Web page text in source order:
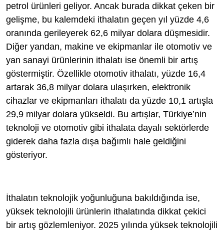
petrol ürünleri geliyor. Ancak burada dikkat çeken bir
gelişme, bu kalemdeki ithalatın geçen yıl yüzde 4,6
oranında gerileyerek 62,6 milyar dolara düşmesidir.
Diğer yandan, makine ve ekipmanlar ile otomotiv ve
yan sanayi ürünlerinin ithalatı ise önemli bir artış
göstermiştir. Özellikle otomotiv ithalatı, yüzde 16,4
artarak 36,8 milyar dolara ulaşırken, elektronik
cihazlar ve ekipmanları ithalatı da yüzde 10,1 artışla
29,9 milyar dolara yükseldi. Bu artışlar, Türkiye’nin
teknoloji ve otomotiv gibi ithalata dayalı sektörlerde
giderek daha fazla dışa bağımlı hale geldiğini
gösteriyor.
İthalatın teknolojik yoğunluğuna bakıldığında ise,
yüksek teknolojili ürünlerin ithalatında dikkat çekici
bir artış gözlemleniyor. 2025 yılında yüksek teknolojili